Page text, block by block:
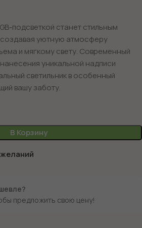
подсветкой станет стильным
уютную атмосферу
и мягкому свету. Современный
уникальной надписи
светильник в особенный
вашу заботу.
В Корзину
предложить свою цену!